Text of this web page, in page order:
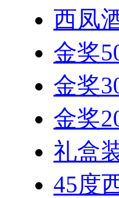
西凤
金奖
金奖
金奖
礼盒
45度